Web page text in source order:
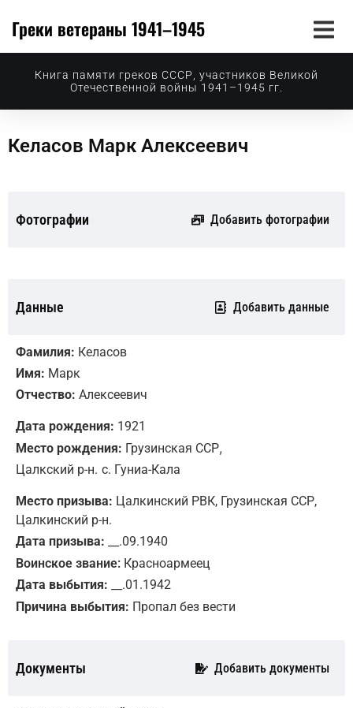
Греки ветераны 1941–1945
Книга памяти греков СССР, участников Великой
Отечественной войны 1941–1945 гг.
Келасов Марк Алексеевич
Фотографии Добавить фотографии
Данные Добавить данные
Фамилия: Келасов
Имя: Марк
Отчество: Алексеевич
Дата рождения: 1921
Место рождения: Грузинская ССР,
Цалкский р-н. с. Гуниа-Кала
Место призыва: Цалкинский РВК, Грузинская ССР,
Цалкинский р-н.
Дата призыва: __.09.1940
Воинское звание: Красноармеец
Дата выбытия: __.01.1942
Причина выбытия: Пропал без вести
Документы Добавить документы